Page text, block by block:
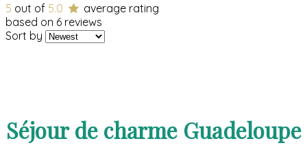
5 out of 5.0
average rating
based on 6 reviews
Sort by
Séjour de charme Guadeloupe